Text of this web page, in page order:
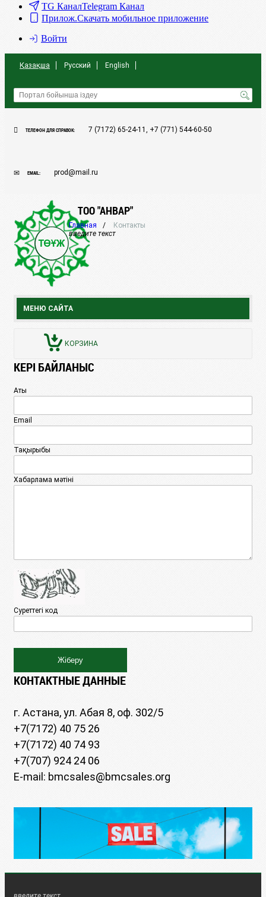
TG КаналTelegram Канал
Прилож.Скачать мобильное приложение
Войти
Қазақша Русский English
ТЕЛЕФОН ДЛЯ СПРАВОК: 7 (7172) 65-24-11, +7 (771) 544-60-50
EMAIL: prod@mail.ru
ТОО "АНВАР"
МЕНЮ САЙТА
КОРЗИНА
Главная
Контакты
введите текст
КЕРІ БАЙЛАНЫС
Аты
Email
Тақырыбы
Хабарлама мәтіні
Суреттегі код
КОНТАКТНЫЕ ДАННЫЕ
г. Астана, ул. Абая 8, оф. 302/5
+7(7172) 40 75 26
+7(7172) 40 74 93
+7(707) 924 24 06
E-mail: bmcsales@bmcsales.org